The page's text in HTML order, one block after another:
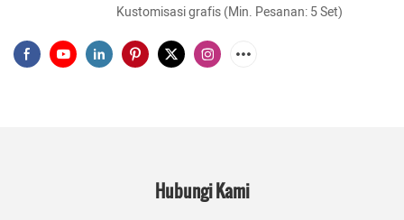
Kustomisasi grafis (Min. Pesanan: 5 Set)
Hubungi Kami